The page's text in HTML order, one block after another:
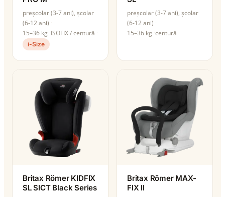
preșcolar (3-7 ani), școlar
(6-12 ani)
15–36 kg ISOFIX / centură
i-Size
preșcolar (3-7 ani), școlar
(6-12 ani)
15–36 kg centură
Britax Römer KIDFIX
SL SICT Black Series
Britax Römer MAX-
FIX II